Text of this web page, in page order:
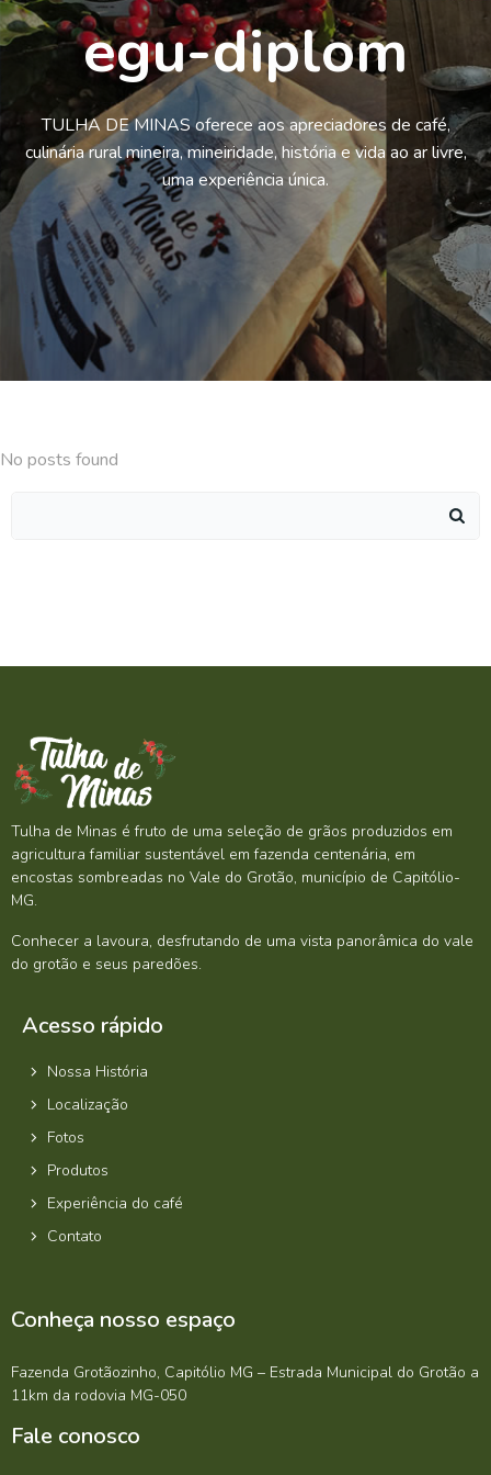
egu-diplom
TULHA DE MINAS oferece aos apreciadores de café,
culinária rural mineira, mineiridade, história e vida ao ar livre,
uma experiência única.
No posts found
Tulha de Minas é fruto de uma seleção de grãos produzidos em
agricultura familiar sustentável em fazenda centenária, em
encostas sombreadas no Vale do Grotão, município de Capitólio-
MG.
Conhecer a lavoura, desfrutando de uma vista panorâmica do vale
do grotão e seus paredões.
Acesso rápido
Nossa História
Localização
Fotos
Produtos
Experiência do café
Contato
Conheça nosso espaço
Fazenda Grotãozinho, Capitólio MG – Estrada Municipal do Grotão a
11km da rodovia MG-050
Fale conosco